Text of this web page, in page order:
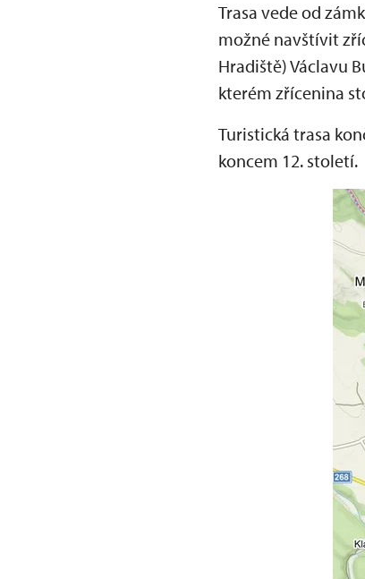
Trasa vede od
možné navštívit
Hradiště) Václavu
kterém zřícenina
Turistická trasa
koncem 12. století.